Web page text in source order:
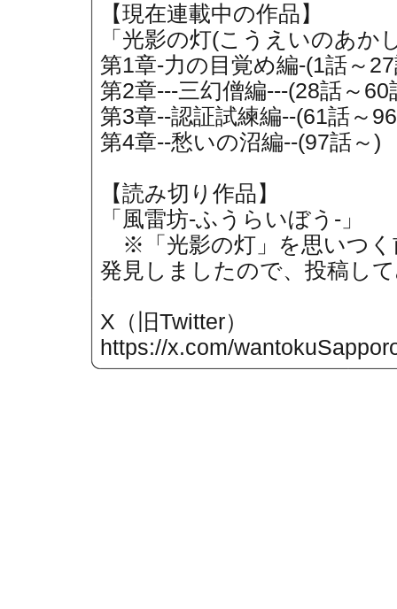
【現在連載中の作品】
「光影の灯(こうえいのあか
第1章-力の目覚め編-(1話～
第2章---三幻僧編---(28話～60
第3章--認証試練編--(61話～
第4章--愁いの沼編--(97話～)
【読み切り作品】
「風雷坊-ふうらいぼう-」
※「光影の灯」を思いつく
発見しましたので、投稿し
X（旧Twitter）
https://x.com/